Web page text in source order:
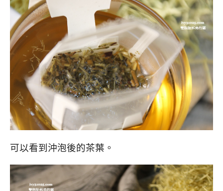
可以看到沖泡後的茶葉。